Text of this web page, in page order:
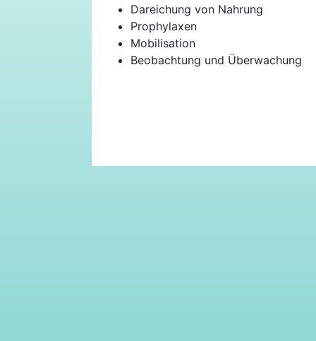
Dareichung von Nahrung
Prophylaxen
Mobilisation
Beobachtung und Überwachung